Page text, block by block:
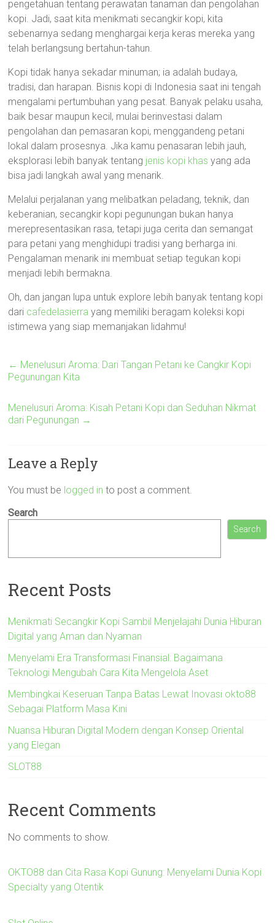
pengetahuan tentang perawatan tanaman dan pengolahan
kopi. Jadi, saat kita menikmati secangkir kopi, kita
sebenarnya sedang menghargai kerja keras mereka yang
telah berlangsung bertahun-tahun.
Kopi tidak hanya sekadar minuman; ia adalah budaya,
tradisi, dan harapan. Bisnis kopi di Indonesia saat ini tengah
mengalami pertumbuhan yang pesat. Banyak pelaku usaha,
baik besar maupun kecil, mulai berinvestasi dalam
pengolahan dan pemasaran kopi, menggandeng petani
lokal dalam prosesnya. Jika kamu penasaran lebih jauh,
eksplorasi lebih banyak tentang jenis kopi khas yang ada
bisa jadi langkah awal yang menarik.
Melalui perjalanan yang melibatkan peladang, teknik, dan
keberanian, secangkir kopi pegunungan bukan hanya
merepresentasikan rasa, tetapi juga cerita dan semangat
para petani yang menghidupi tradisi yang berharga ini.
Pengalaman menarik ini membuat setiap tegukan kopi
menjadi lebih bermakna.
Oh, dan jangan lupa untuk explore lebih banyak tentang kopi
dari cafedelasierra yang memiliki beragam koleksi kopi
istimewa yang siap memanjakan lidahmu!
← Menelusuri Aroma: Dari Tangan Petani ke Cangkir Kopi
Pegunungan Kita
Menelusuri Aroma: Kisah Petani Kopi dan Seduhan Nikmat
dari Pegunungan →
Leave a Reply
You must be logged in to post a comment.
Search
Search
Recent Posts
Menikmati Secangkir Kopi Sambil Menjelajahi Dunia Hiburan
Digital yang Aman dan Nyaman
Menyelami Era Transformasi Finansial: Bagaimana
Teknologi Mengubah Cara Kita Mengelola Aset
Membingkai Keseruan Tanpa Batas Lewat Inovasi okto88
Sebagai Platform Masa Kini
Nuansa Hiburan Digital Modern dengan Konsep Oriental
yang Elegan
SLOT88
Recent Comments
No comments to show.
OKTO88 dan Cita Rasa Kopi Gunung: Menyelami Dunia Kopi
Specialty yang Otentik